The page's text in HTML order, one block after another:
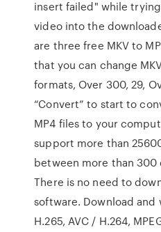
insert failed" while
video into the
are three free MKV to
that you can change
formats, Over 300, 29,
“Convert” to start to
MP4 files to your
support more than
between more than
There is no need to
software. Download and
H.265, AVC / H.264,